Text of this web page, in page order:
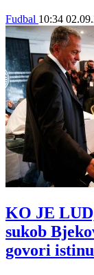
Fudbal 10:34
KO JE
sukob
govori